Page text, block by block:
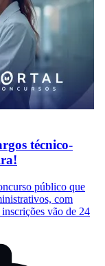
técnico-
público que
com
vão de 24